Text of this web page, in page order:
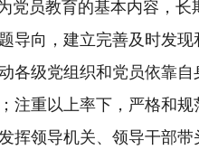
党员教育的基本内容，长
导向，建立完善及时发现
各级党组织和党员依靠自
注重以上率下，严格和规
挥领导机关、领导干部带